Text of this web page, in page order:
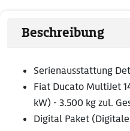
Beschreibung
Serienausstattung
Fiat Ducato MultiJet
kW) - 3.500 kg zul.
Digital Paket